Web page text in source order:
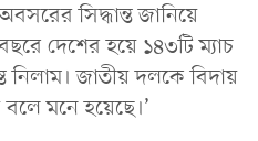
সিদ্ধান্ত জানিয়ে
দেশের হয়ে ১৪৩টি ম্যাচ
নিলাম। জাতীয় দলকে বিদায়
মনে হয়েছে।’